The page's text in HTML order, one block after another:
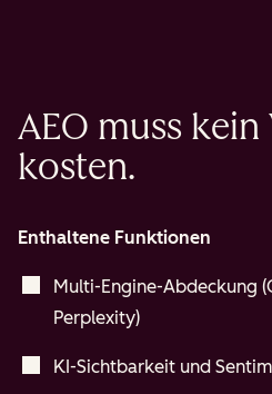
AEO muss
kosten.
Enthaltene Funktionen
Multi-Engine-Abdeckung
Perplexity)
KI-Sichtbarkeit und